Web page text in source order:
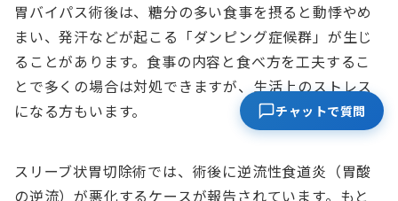
胃バイパス術後は、糖分の多い食事を摂ると動悸やめ
まい、発汗などが起こる「ダンピング症候群」が生じ
ることがあります。食事の内容と食べ方を工夫するこ
とで多くの場合は対処できますが、生活上のストレス
になる方もいます。
スリーブ状胃切除術では、術後に逆流性食道炎（胃酸
の逆流）が悪化するケースが報告されています。もと
チャットで質問